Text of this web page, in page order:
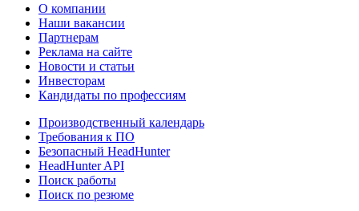
О компании
Наши вакансии
Партнерам
Реклама на сайте
Новости и статьи
Инвесторам
Кандидаты по профессиям
Производственный календарь
Требования к ПО
Безопасный HeadHunter
HeadHunter API
Поиск работы
Поиск по резюме